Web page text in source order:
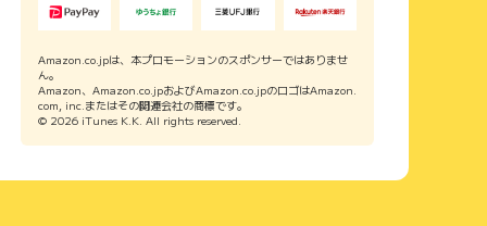
Amazon.co.jpは、本プロモーションのスポンサーではありませ
ん。
Amazon、Amazon.co.jpおよびAmazon.co.jpのロゴはAmazon.
com, inc.またはその関連会社の商標です。
© 2026 iTunes K.K. All rights reserved.